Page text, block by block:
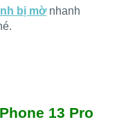
bị mờnhanh
13 Pro